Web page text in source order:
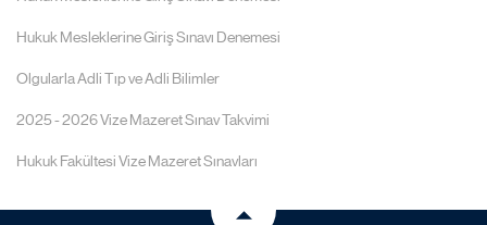
Hukuk Mesleklerine Giriş Sınavı Denemesi
Olgularla Adli Tıp ve Adli Bilimler
2025 - 2026 Vize Mazeret Sınav Takvimi
Hukuk Fakültesi Vize Mazeret Sınavları